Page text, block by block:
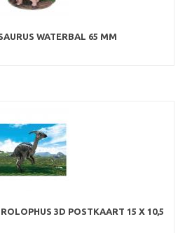
WATERBAL 65 MM
3D POSTKAART 15 X 10,5